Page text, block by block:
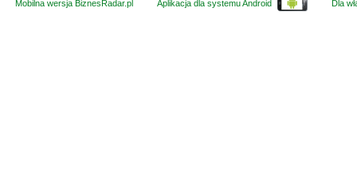
Mobilna wersja BiznesRadar.pl
Aplikacja dla systemu Android Dla